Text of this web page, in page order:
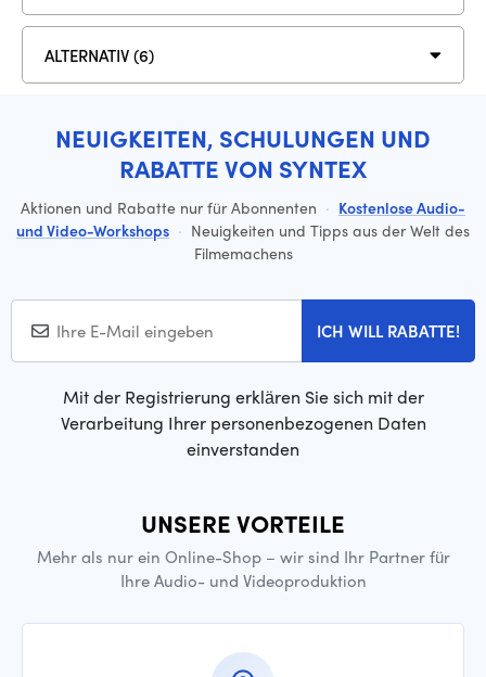
ALTERNATIV (6)
NEUIGKEITEN, SCHULUNGEN UND
RABATTE VON SYNTEX
Aktionen und Rabatte nur für Abonnenten · Kostenlose Audio-
und Video-Workshops · Neuigkeiten und Tipps aus der Welt des
Filmemachens
ICH WILL RABATTE!
Mit der Registrierung erklären Sie sich mit der
Verarbeitung Ihrer personenbezogenen Daten
einverstanden
UNSERE VORTEILE
Mehr als nur ein Online-Shop – wir sind Ihr Partner für
Ihre Audio- und Videoproduktion